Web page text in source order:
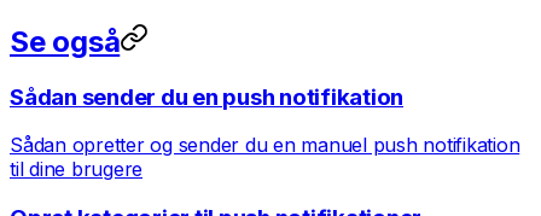
Se også
Sådan sender du en push notifikation
Sådan opretter og sender du en manuel push notifikation
til dine brugere